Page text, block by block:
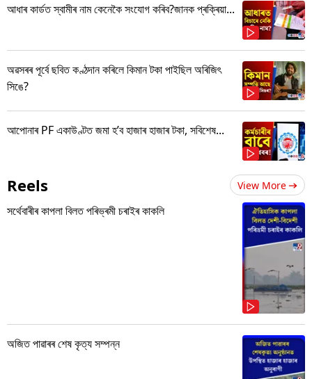
আধাৰ কাৰ্ডত স্বামীৰ নাম কেনেকৈ সংযোগ কৰিব?জানক প্ৰক্ৰিয়া...
অৱসৰৰ পূৰ্বে ছবিত কণ্ঠদান কৰিলে কিমান টকা পাইছিল অৰিজিৎ
সিঙে?
আপোনাৰ PF একাউণ্টত জমা হ’ব হাজাৰ হাজাৰ টকা, সবিশেষ...
Reels View More
সৰ্থেবাৰীৰ কাপলা বিলত পৰিভ্ৰমী চৰাইৰ কাকলি
অজিত পাৱাৰৰ শেষ কৃত্য সম্পন্ন